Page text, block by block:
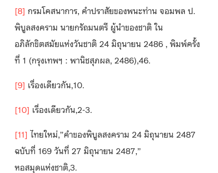
[8] กรมโคสนาการ, คำปราสัยของพนะท่าน จอมพล ป.
พิบูลสงคราม นายกรัถมนตรี ผู้นำของชาติ ใน
อภิลักขิตสมัยแห่งวันชาติ 24 มิถุนายน 2486 , พิมพ์ครั้ง
ที่ 1 (กรุงเทพฯ : พานิชสุภผล, 2486),46.
[9] เรื่องเดียวกัน,10.
[10] เรื่องเดียวกัน,2-3.
[11] ไทยใหม่,”คำของพิบูลสงคราม 24 มิถุนายน 2487
ฉบับที่ 169 วันที่ 27 มิถุนายน 2487,”
หอสมุดแห่งชาติ,3.